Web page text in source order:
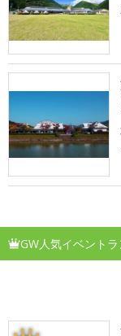
GW人気イベント